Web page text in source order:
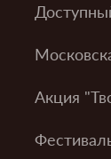
Акция